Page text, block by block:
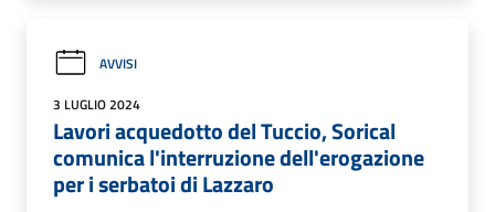
AVVISI
3 LUGLIO 2024
Lavori acquedotto del Tuccio, Sorical
comunica l'interruzione dell'erogazione
per i serbatoi di Lazzaro